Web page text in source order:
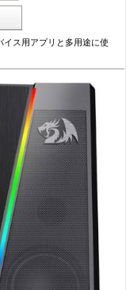
ス用アプリと多用途に使